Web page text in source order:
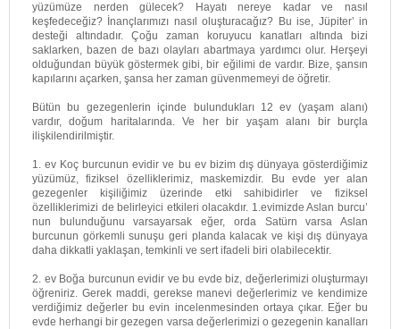
yüzümüze nerden gülecek? Hayatı nereye kadar ve nasıl
keşfedeceğiz? İnançlarımızı nasıl oluşturacağız? Bu ise, Jüpiter’ in
desteği altındadır. Çoğu zaman koruyucu kanatları altında bizi
saklarken, bazen de bazı olayları abartmaya yardımcı olur. Herşeyi
olduğundan büyük göstermek gibi, bir eğilimi de vardır. Bize, şansın
kapılarını açarken, şansa her zaman güvenmemeyi de öğretir.
Bütün bu gezegenlerin içinde bulundukları 12 ev (yaşam alanı)
vardır, doğum haritalarında. Ve her bir yaşam alanı bir burçla
ilişkilendirilmiştir.
1. ev Koç burcunun evidir ve bu ev bizim dış dünyaya gösterdiğimiz
yüzümüz, fiziksel özelliklerimiz, maskemizdir. Bu evde yer alan
gezegenler kişiliğimiz üzerinde etki sahibidirler ve fiziksel
özelliklerimizi de belirleyici etkileri olacakdır. 1.evimizde Aslan burcu’
nun bulunduğunu varsayarsak eğer, orda Satürn varsa Aslan
burcunun görkemli sunuşu geri planda kalacak ve kişi dış dünyaya
daha dikkatli yaklaşan, temkinli ve sert ifadeli biri olabilecektir.
2. ev Boğa burcunun evidir ve bu evde biz, değerlerimizi oluşturmayı
öğreniriz. Gerek maddi, gerekse manevi değerlerimiz ve kendimize
verdiğimiz değerler bu evin incelenmesinden ortaya çıkar. Eğer bu
evde herhangi bir gezegen varsa değerlerimizi o gezegenin kanalları